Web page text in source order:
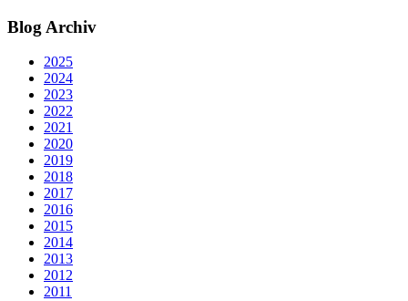
Blog Archiv
2025
2024
2023
2022
2021
2020
2019
2018
2017
2016
2015
2014
2013
2012
2011